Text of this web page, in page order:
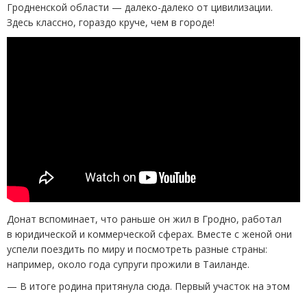
Гродненской области — далеко-далеко от цивилизации.
Здесь классно, гораздо круче, чем в городе!
Донат вспоминает, что раньше он жил в Гродно, работал
в юридической и коммерческой сферах. Вместе с женой они
успели поездить по миру и посмотреть разные страны:
например, около года супруги прожили в Таиланде.
— В итоге родина притянула сюда. Первый участок на этом